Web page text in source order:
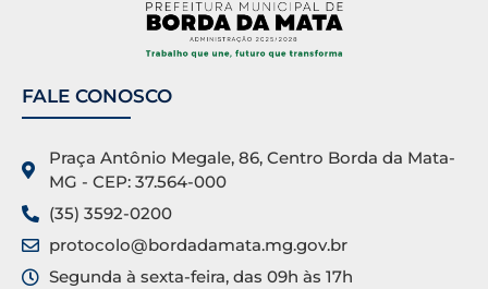
FALE CONOSCO
Praça Antônio Megale, 86, Centro Borda da Mata-
MG - CEP: 37.564-000
(35) 3592-0200
protocolo@bordadamata.mg.gov.br
Segunda à sexta-feira, das 09h às 17h